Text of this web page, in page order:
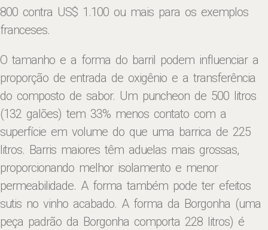
800 contra US$ 1.100 ou mais para os exemplos
franceses.
O tamanho e a forma do barril podem influenciar a
proporção de entrada de oxigênio e a transferência
do composto de sabor. Um puncheon de 500 litros
(132 galões) tem 33% menos contato com a
superfície em volume do que uma barrica de 225
litros. Barris maiores têm aduelas mais grossas,
proporcionando melhor isolamento e menor
permeabilidade. A forma também pode ter efeitos
sutis no vinho acabado. A forma da Borgonha (uma
peça padrão da Borgonha comporta 228 litros) é